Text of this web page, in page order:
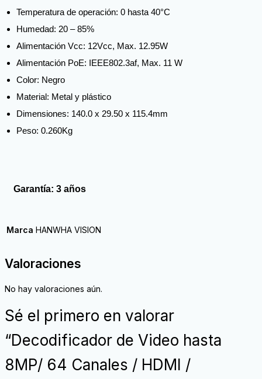
Temperatura de operación: 0 hasta 40°C
Humedad: 20 – 85%
Alimentación Vcc: 12Vcc, Max. 12.95W
Alimentación PoE: IEEE802.3af, Max. 11 W
Color: Negro
Material: Metal y plástico
Dimensiones: 140.0 x 29.50 x 115.4mm
Peso: 0.260Kg
Garantía: 3 años
Marca HANWHA VISION
Valoraciones
No hay valoraciones aún.
Sé el primero en valorar
“Decodificador de Video hasta
8MP/ 64 Canales / HDMI /